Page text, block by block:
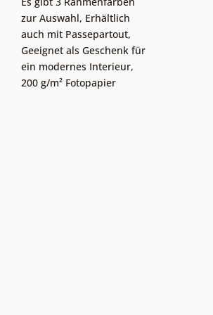
zur Auswahl, Erhältlich
auch mit Passepartout,
Geeignet als Geschenk für
ein modernes Interieur,
200 g/m² Fotopapier